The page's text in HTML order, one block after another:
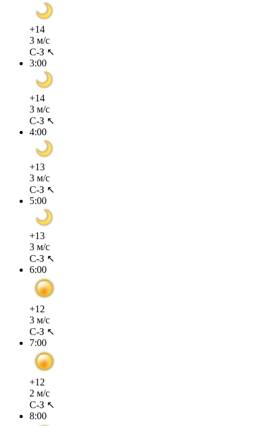
+14
3 м/с
С-З ↖
3:00
+14
3 м/с
С-З ↖
4:00
+13
3 м/с
С-З ↖
5:00
+13
3 м/с
С-З ↖
6:00
+12
3 м/с
С-З ↖
7:00
+12
2 м/с
С-З ↖
8:00